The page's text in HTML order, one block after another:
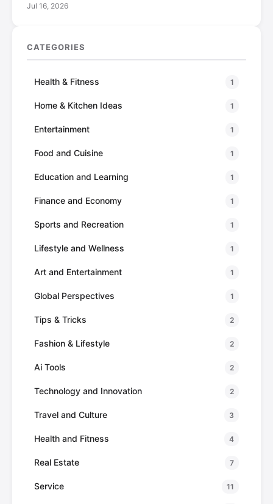
Jul 16, 2026
CATEGORIES
Health & Fitness 1
Home & Kitchen Ideas 1
Entertainment 1
Food and Cuisine 1
Education and Learning 1
Finance and Economy 1
Sports and Recreation 1
Lifestyle and Wellness 1
Art and Entertainment 1
Global Perspectives 1
Tips & Tricks 2
Fashion & Lifestyle 2
Ai Tools 2
Technology and Innovation 2
Travel and Culture 3
Health and Fitness 4
Real Estate 7
Service 11